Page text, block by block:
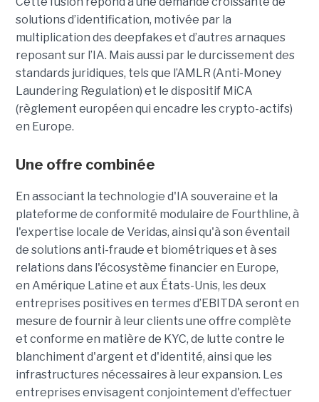
solutions d’identification, motivée par la
multiplication des deepfakes et d’autres arnaques
reposant sur l’IA. Mais aussi par le durcissement des
standards juridiques, tels que l’AMLR (Anti-Money
Laundering Regulation) et le dispositif MiCA
(règlement européen qui encadre les crypto-actifs)
en Europe.
Une offre combinée
En associant la technologie d'IA souveraine et la
plateforme de conformité modulaire de Fourthline, à
l'expertise locale de Veridas, ainsi qu'à son éventail
de solutions anti-fraude et biométriques et à ses
relations dans l'écosystème financier en Europe,
en Amérique Latine et aux États-Unis, les deux
entreprises positives en termes d’EBITDA seront en
mesure de fournir à leur clients une offre complète
et conforme en matière de KYC, de lutte contre le
blanchiment d'argent et d'identité, ainsi que les
infrastructures nécessaires à leur expansion. Les
entreprises envisagent conjointement d'effectuer